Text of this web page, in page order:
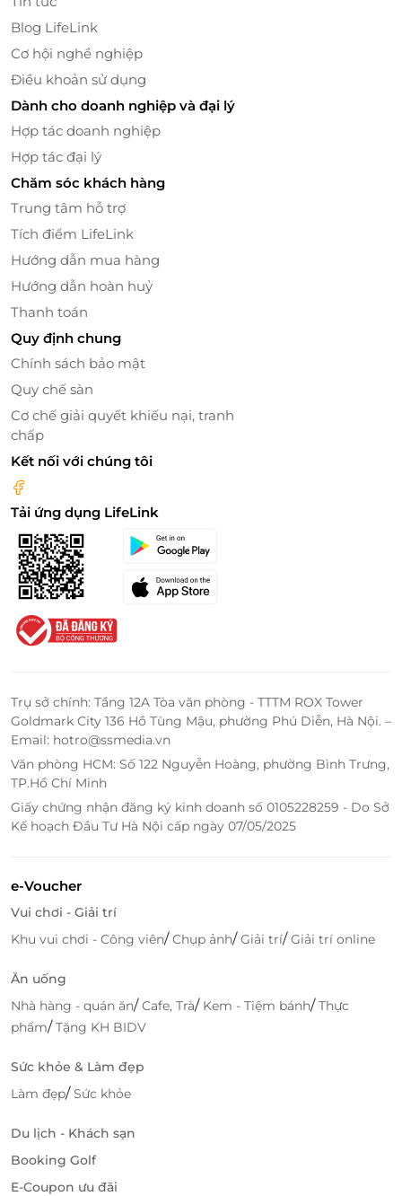
Vì sao nên chọn Vietyacht Club?
Chất lượng dịch vụ hàng đầu:
đơn vị cho thuê du thuyền cá nhân uy tín, cung
mang đến trải nghiệm đẳng cấp cho khách
hàng.
Đội ngũ chuyên nghiệp:
nhân viên phục vụ, tất cả đều được đào tạo bài
khách.
Đặt tour dễ dàng và ưu đãi hấp dẫn qua
LifeLink
Việc đặt tour du thuyền Merry Fisher 895 qua
giúp bạn tiết kiệm chi phí với nhiều chương trình
website hoặc ứng dụng, bạn đã có thể sở hữu một
chuyến du ngoạn đẳng cấp trên sông Sài Gòn.
Hãy để Vietyacht Club và
bạn trong hành trình khám phá vẻ đẹp thơ mộng
của sông Sài Gòn, mang đến những khoảnh khắc
Blog LifeLink
Cơ hội nghề nghiệp
Điều khoản sử dụng
Dành cho doanh nghiệp và đại lý
Hợp tác doanh nghiệp
Hợp tác đại lý
Chăm sóc khách hàng
Trung tâm hỗ trợ
Tích điểm LifeLink
Hướng dẫn mua hàng
Hướng dẫn hoàn huỷ
Thanh toán
Quy định chung
Chính sách bảo mật
Quy chế sàn
Cơ chế giải quyết khiếu nại, tranh
chấp
Kết nối với chúng tôi
Tải ứng dụng LifeLink
Trụ sở chính: Tầng 12A Tòa văn phòng - TTTM ROX Tower
Goldmark City 136 Hồ Tùng Mậu, phường Phú Diễn, Hà Nội. –
Email: hotro@ssmedia.vn
Văn phòng HCM: Số 122 Nguyễn Hoàng, phường Bình Trưng,
TP.Hồ Chí Minh
Giấy chứng nhận đăng ký kinh doanh số 0105228259 - Do Sở
Kế hoạch Đầu Tư Hà Nội cấp ngày 07/05/2025
e-Voucher
Vui chơi - Giải trí
Khu vui chơi - Công viên/Chụp ảnh/Giải trí/Giải trí online
Ăn uống
Nhà hàng - quán ăn/Cafe, Trà/ Kem - Tiệm bánh/Thực
phẩm/Tặng KH BIDV
Sức khỏe & Làm đẹp
Làm đẹp/Sức khỏe
Du lịch - Khách sạn
Booking Golf
E-Coupon ưu đãi